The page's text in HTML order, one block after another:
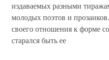
издаваемых разными
молодых поэтов и
своего отношения к форме
старался быть ее